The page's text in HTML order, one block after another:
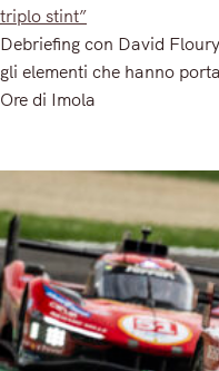
triplo stint”
Debriefing con David
gli elementi che hanno
Ore di Imola